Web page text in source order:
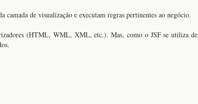
de visualização e executam regras pertinentes ao negócio.
(HTML, WML, XML, etc.). Mas, como o JSF se utiliza de